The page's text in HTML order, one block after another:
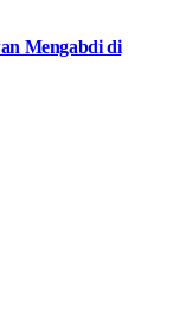
Mengabdi di